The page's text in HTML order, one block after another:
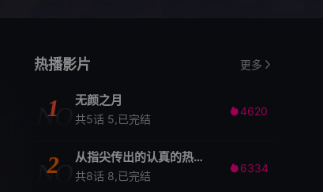
日本动画 TVA 科幻 猪爪慎一 BELLNOX Films
热播影片 更多
NO
1 无颜之月
共5话 5,已完结
4620
NO
2 从指尖传出的认真的热情2-青梅竹马是消防员
共8话 8,已完结
 6334